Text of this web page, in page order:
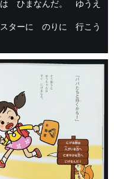
ひまなんだ。 ゆうえ
スターに のりに 行こう